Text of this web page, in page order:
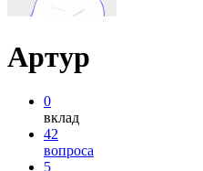
Артур
0
вклад
42
вопроса
5